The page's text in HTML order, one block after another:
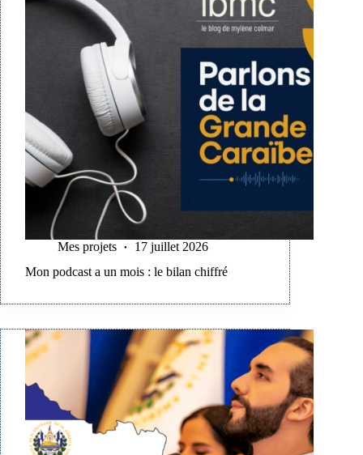
Mes projets
17 juillet 2026
Mon podcast a un mois : le bilan chiffré